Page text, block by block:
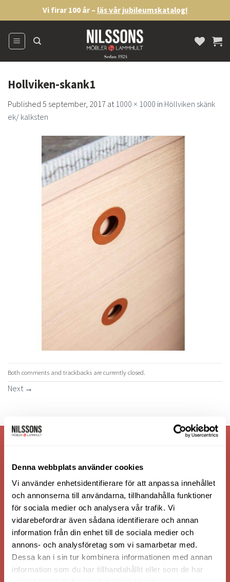
Denna webbplats använder cookies
Vi använder enhetsidentifierare för att anpassa innehållet
och annonserna till användarna, tillhandahålla funktioner
för sociala medier och analysera vår trafik. Vi
vidarebefordrar även sådana identifierare och annan
information från din enhet till de sociala medier och
annons- och analysföretag som vi samarbetar med.
Dessa kan i sin tur kombinera informationen med annan
information som du har tillhandahållit eller som de har
to
content
Vi firar 100 år – läs vår jubileumskatalog!
Hollviken-skank1
Published 5 september, 2017 at1000 × 1000 in Höllviken skänk
ek/ kalksten
Both comments and trackbacks are currently closed.
Next →